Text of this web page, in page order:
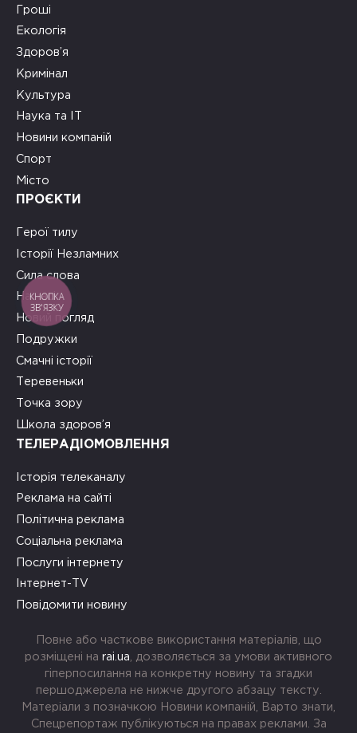
Гроші
Екологія
Здоров’я
Кримінал
Культура
Наука та ІТ
Новини компаній
Спорт
Місто
ПРОЄКТИ
Герої тилу
Історії Незламних
Сила слова
На часі
Новий погляд
Подружки
Смачні історії
Теревеньки
Точка зору
Школа здоров’я
ТЕЛЕРАДІОМОВЛЕННЯ
Історія телеканалу
Реклама на сайті
Політична реклама
Соціальна реклама
Послуги інтернету
Інтернет-TV
Повідомити новину
Повне або часткове використання матеріалів, що
розміщені на rai.ua , дозволяється за умови активного
гіперпосилання на конкретну новину та згадки
першоджерела не нижче другого абзацу тексту.
Матеріали з позначкою Новини компаній, Варто знати,
Спецрепортаж публікуються на правах реклами. За
КНОПКА
ЗВ'ЯЗКУ